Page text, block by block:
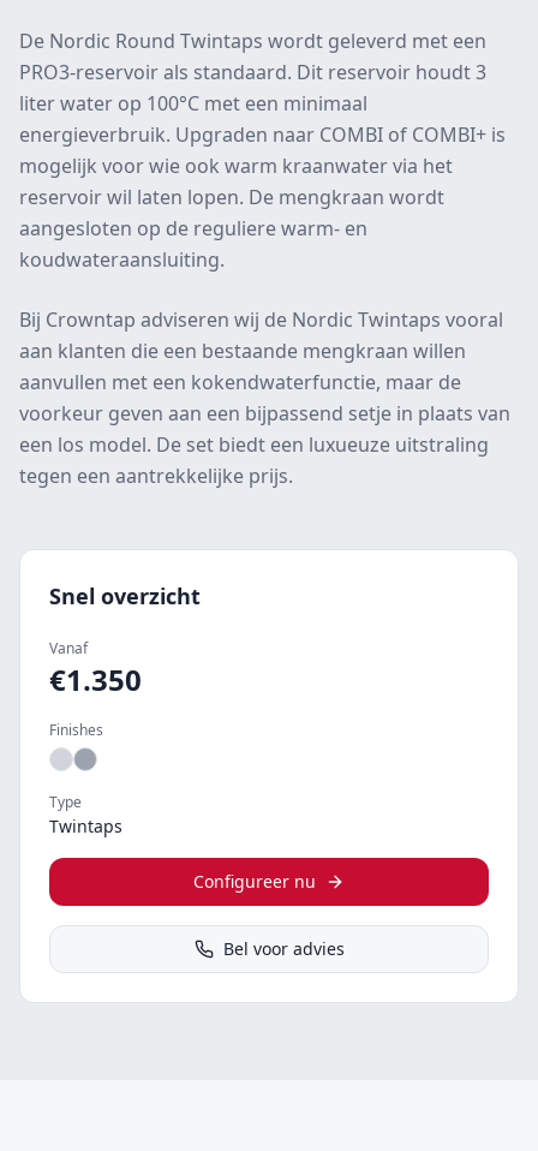
De Nordic Round Twintaps wordt geleverd met een
PRO3-reservoir als standaard. Dit reservoir houdt 3
liter water op 100°C met een minimaal
energieverbruik. Upgraden naar COMBI of COMBI+ is
mogelijk voor wie ook warm kraanwater via het
reservoir wil laten lopen. De mengkraan wordt
aangesloten op de reguliere warm- en
koudwateraansluiting.
Bij Crowntap adviseren wij de Nordic Twintaps vooral
aan klanten die een bestaande mengkraan willen
aanvullen met een kokendwaterfunctie, maar de
voorkeur geven aan een bijpassend setje in plaats van
een los model. De set biedt een luxueuze uitstraling
tegen een aantrekkelijke prijs.
Snel overzicht
Vanaf
€1.350
Finishes
Type
Twintaps
Configureer nu
Bel voor advies